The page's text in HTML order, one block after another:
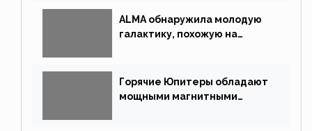
ALMA обнаружила молодую
галактику, похожую на
Горячие Юпитеры обладают
мощными магнитными